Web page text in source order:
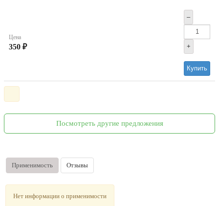
Цена
350 ₽
–
+
Купить
Посмотреть другие предложения
Применимость Отзывы
Нет информации о применимости